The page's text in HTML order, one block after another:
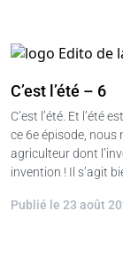
C’est l’été – 6
C’est l’été. Et l’été
ce 6e épisode, nous
agriculteur dont
invention ! Il s’agit
Publié le 23 août